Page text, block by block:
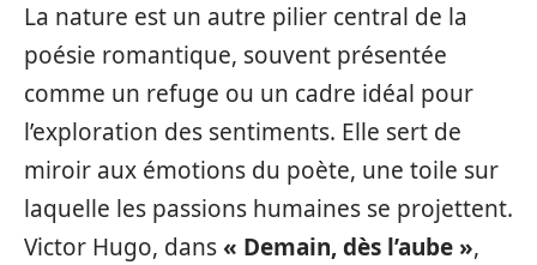
La nature est un autre pilier central de la
poésie romantique, souvent présentée
comme un refuge ou un cadre idéal pour
l’exploration des sentiments. Elle sert de
miroir aux émotions du poète, une toile sur
laquelle les passions humaines se projettent.
Victor Hugo, dans « Demain, dès l’aube »,